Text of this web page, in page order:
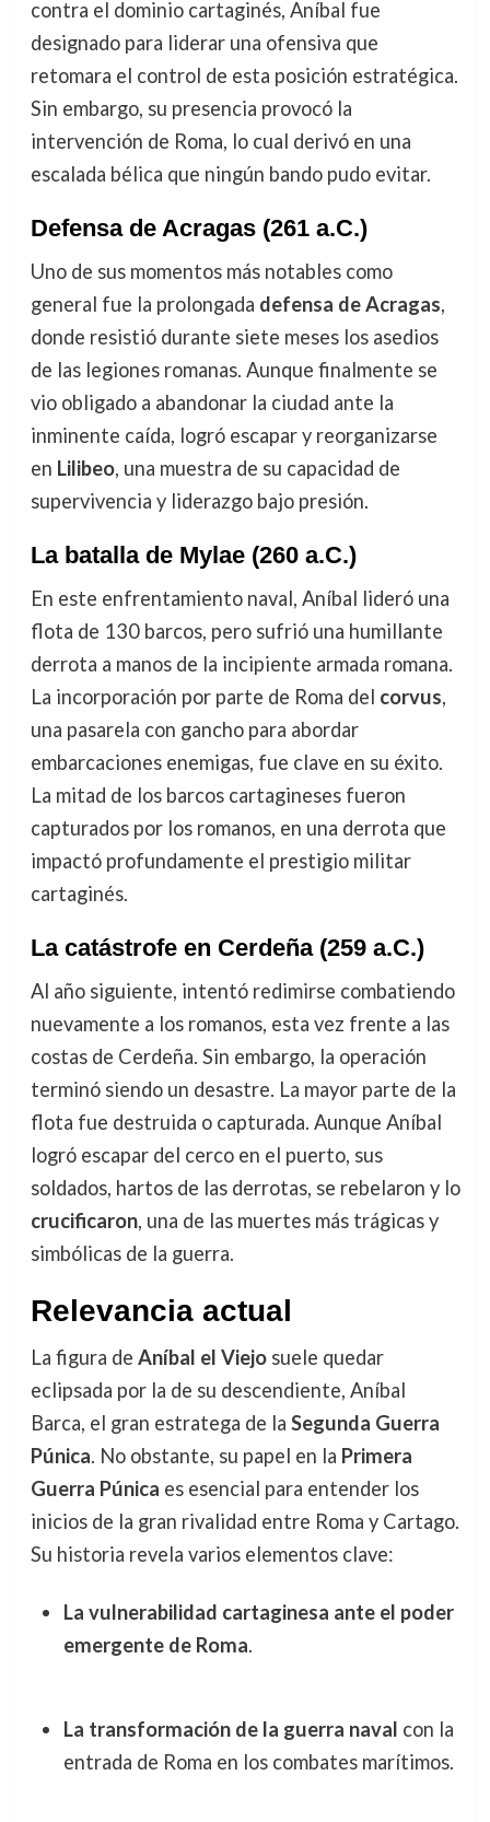
contra el dominio cartaginés, Aníbal fue
designado para liderar una ofensiva que
retomara el control de esta posición estratégica.
Sin embargo, su presencia provocó la
intervención de Roma, lo cual derivó en una
escalada bélica que ningún bando pudo evitar.
Defensa de Acragas (261 a.C.)
Uno de sus momentos más notables como
general fue la prolongada defensa de Acragas,
donde resistió durante siete meses los asedios
de las legiones romanas. Aunque finalmente se
vio obligado a abandonar la ciudad ante la
inminente caída, logró escapar y reorganizarse
en Lilibeo, una muestra de su capacidad de
supervivencia y liderazgo bajo presión.
La batalla de Mylae (260 a.C.)
En este enfrentamiento naval, Aníbal lideró una
flota de 130 barcos, pero sufrió una humillante
derrota a manos de la incipiente armada romana.
La incorporación por parte de Roma del corvus,
una pasarela con gancho para abordar
embarcaciones enemigas, fue clave en su éxito.
La mitad de los barcos cartagineses fueron
capturados por los romanos, en una derrota que
impactó profundamente el prestigio militar
cartaginés.
La catástrofe en Cerdeña (259 a.C.)
Al año siguiente, intentó redimirse combatiendo
nuevamente a los romanos, esta vez frente a las
costas de Cerdeña. Sin embargo, la operación
terminó siendo un desastre. La mayor parte de la
flota fue destruida o capturada. Aunque Aníbal
logró escapar del cerco en el puerto, sus
soldados, hartos de las derrotas, se rebelaron y lo
crucificaron, una de las muertes más trágicas y
simbólicas de la guerra.
Relevancia actual
La figura de Aníbal el Viejosuele quedar
eclipsada por la de su descendiente, Aníbal
Barca, el gran estratega de la Segunda Guerra
Púnica. No obstante, su papel en la Primera
Guerra Púnica es esencial para entender los
inicios de la gran rivalidad entre Roma y Cartago.
Su historia revela varios elementos clave:
La vulnerabilidad cartaginesa ante el poder
emergente de Roma.
La transformación de la guerra naval con la
entrada de Roma en los combates marítimos.